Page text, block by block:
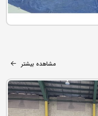
مشاهده بیشتر